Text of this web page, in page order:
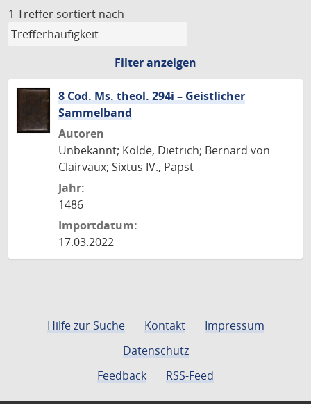
1 Treffer sortiert nach
Filter anzeigen
8 Cod. Ms. theol. 294i – Geistlicher
Sammelband
Autoren
Unbekannt; Kolde, Dietrich; Bernard von
Clairvaux; Sixtus IV., Papst
Jahr:
1486
Importdatum:
17.03.2022
Hilfe zur Suche Kontakt
Impressum
Datenschutz
Feedback
RSS-Feed